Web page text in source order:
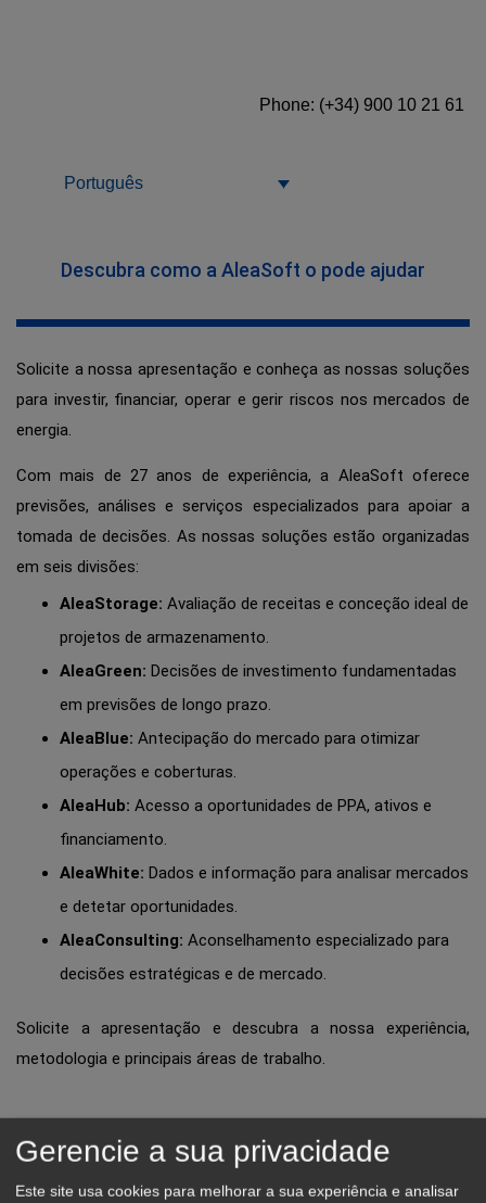
Phone: (+34) 900 10 21 61
Português
Descubra como a AleaSoft o pode ajudar
Solicite a nossa apresentação e conheça as nossas soluções
para investir, financiar, operar e gerir riscos nos mercados de
energia.
Com mais de 27 anos de experiência, a AleaSoft oferece
previsões, análises e serviços especializados para apoiar a
tomada de decisões. As nossas soluções estão organizadas
em seis divisões:
AleaStorage: Avaliação de receitas e conceção ideal de
projetos de armazenamento.
AleaGreen: Decisões de investimento fundamentadas
em previsões de longo prazo.
AleaBlue: Antecipação do mercado para otimizar
operações e coberturas.
AleaHub: Acesso a oportunidades de PPA, ativos e
financiamento.
AleaWhite: Dados e informação para analisar mercados
e detetar oportunidades.
AleaConsulting: Aconselhamento especializado para
decisões estratégicas e de mercado.
Solicite a apresentação e descubra a nossa experiência,
metodologia e principais áreas de trabalho.
Solicitar apresentação
Gerencie a sua privacidade
Este site usa cookies para melhorar a sua experiência e analisar